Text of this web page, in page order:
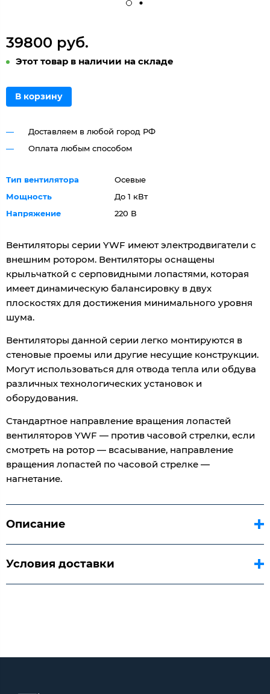
39800 руб.
Этот товар в наличии на складе
В корзину
Доставляем в любой город РФ
Оплата любым способом
Тип вентилятора
Осевые
Мощность
До 1 кВт
Напряжение
220 В
Вентиляторы серии YWF имеют электродвигатели с
внешним ротором. Вентиляторы оснащены
крыльчаткой с серповидными лопастями, которая
имеет динамическую балансировку в двух
плоскостях для достижения минимального уровня
шума.
Вентиляторы данной серии легко монтируются в
стеновые проемы или другие несущие конструкции.
Могут использоваться для отвода тепла или обдува
различных технологических установок и
оборудования.
Стандартное направление вращения лопастей
вентиляторов YWF — против часовой стрелки, если
смотреть на ротор — всасывание, направление
вращения лопастей по часовой стрелке —
нагнетание.
Описание
Условия доставки